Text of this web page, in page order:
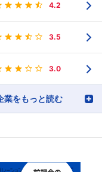
4.2
3.5
3.0
業をもっと読む